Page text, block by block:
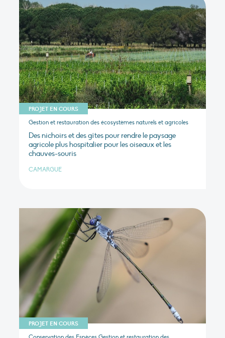
PROJET EN COURS
Gestion et restauration des écosystèmes naturels et agricoles
Des nichoirs et des gîtes pour rendre le paysage
agricole plus hospitalier pour les oiseaux et les
chauves-souris
CAMARGUE
PROJET EN COURS